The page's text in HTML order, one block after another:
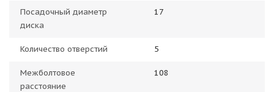
Посадочный диаметр
диска
17
Количество отверстий 5
Межболтовое
расстояние
108